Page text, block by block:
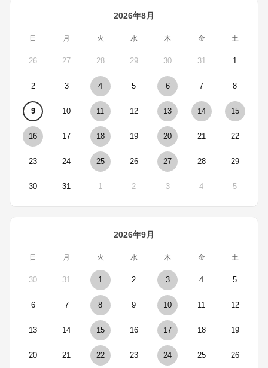
2026年8月
日 月 火 水 木 金 土
26 27 28 29 30 31 1
2 3 4 5 6 7 8
9 10 11 12 13 14 15
16 17 18 19 20 21 22
23 24 25 26 27 28 29
30 31 1 2 3 4 5
2026年9月
日 月 火 水 木 金 土
30 31 1 2 3 4 5
6 7 8 9 10 11 12
13 14 15 16 17 18 19
20 21 22 23 24 25 26